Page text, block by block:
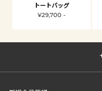
トートバッグ
¥29,700 -